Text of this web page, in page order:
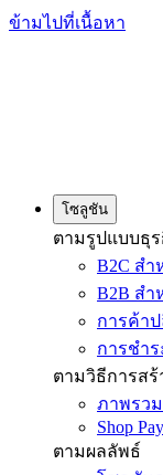
ข้ามไปที่เนื้อหา
โซลูชัน
ตามรูปแบบธุร
B2C สำ
B2B สำ
การค้า
การชำ
ตามวิธีการสร้
ภาพรว
Shop Pay
ตามผลลัพธ์